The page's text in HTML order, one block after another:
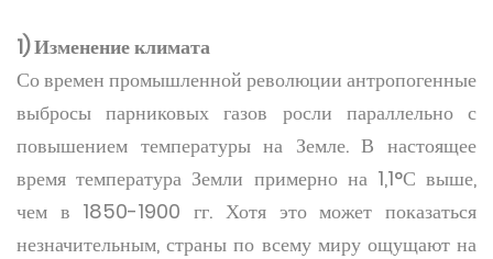
1) Изменение климата
Со времен промышленной революции антропогенные
выбросы парниковых газов росли параллельно с
повышением температуры на Земле. В настоящее
время температура Земли примерно на 1,1°С выше,
чем в 1850-1900 гг. Хотя это может показаться
незначительным, страны по всему миру ощущают на